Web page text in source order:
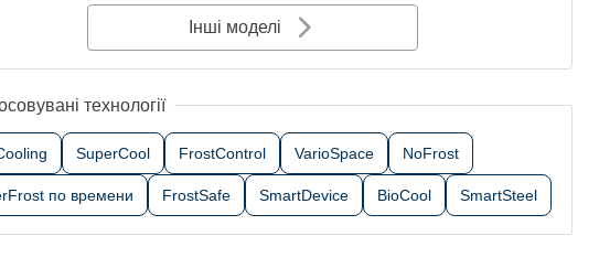
Інші моделі
технології
SuperCool FrostControl VarioSpace NoFrost
по времени FrostSafe SmartDevice BioCool SmartSteel